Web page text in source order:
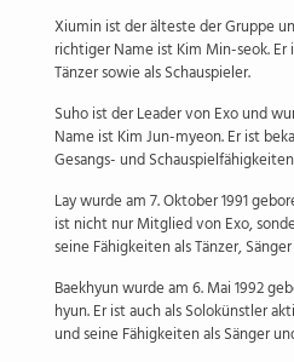
Xiumin ist der älteste der Gruppe
richtiger Name ist Kim Min-seok.
Tänzer sowie als Schauspieler.
Suho ist der Leader von Exo und
Name ist Kim Jun-myeon. Er ist
Gesangs- und
Lay wurde am 7. Oktober 1991
ist nicht nur Mitglied von Exo,
seine Fähigkeiten als Tänzer,
Baekhyun wurde am 6. Mai 1992
hyun. Er ist auch als Solokünstler
und seine Fähigkeiten als Sänger